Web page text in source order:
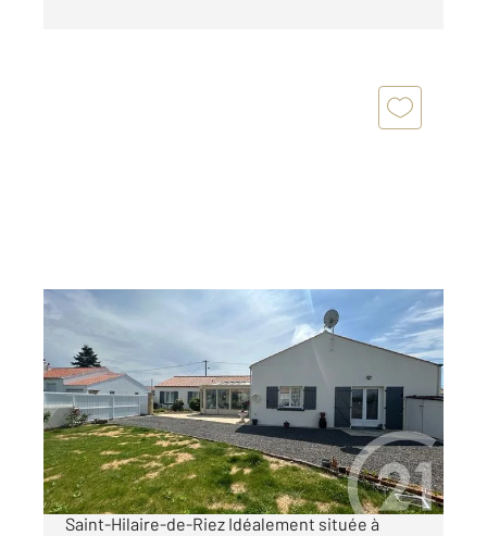
ST HILAIRE DE RIEZ 85
137 m
, 4 pièces
Ref : 6190
Maison à vendre
438 350 €
Maison lumineuse à 5 min à pied du centre de
Saint-Hilaire-de-Riez Idéalement située à